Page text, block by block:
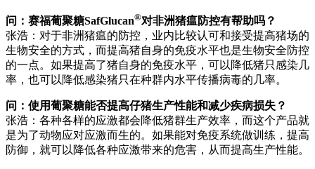
问：赛福葡聚糖SafGlucan®对非洲猪瘟防控有帮助吗？
张浩：对于非洲猪瘟的防控，业内比较认可和接受提高猪场的
生物安全的方式，而提高猪自身的免疫水平也是生物安全防控
的一点。如果提高了猪自身的免疫水平，可以降低猪只感染几
率，也可以降低感染猪只在种群内水平传播病毒的几率。
问：使用葡聚糖能否提高仔猪生产性能和减少疾病损失？
张浩：各种各样的应激都会降低猪群生产效率，而这个产品就
是为了动物应对应激而生的。如果能对免疫系统做训练，提高
防御，就可以降低各种应激带来的危害，从而提高生产性能。